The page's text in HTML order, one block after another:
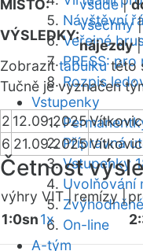
Návštěvní
Veřejné
PRESS:
Rozpis
Vstupenky
Přípravná
Vstupenky
Uvolňování
Zvýhodněné
On-line
A-tým
MÍSTO:
všude|
VÝSLEDKY:
všechny
nájezdy
Zobrazittabulkutéto
Tučně je vyznačen
2 12.09.2025
6 21.09.2025
Četnost
výhry VIT | remízy |
1:0sn1x